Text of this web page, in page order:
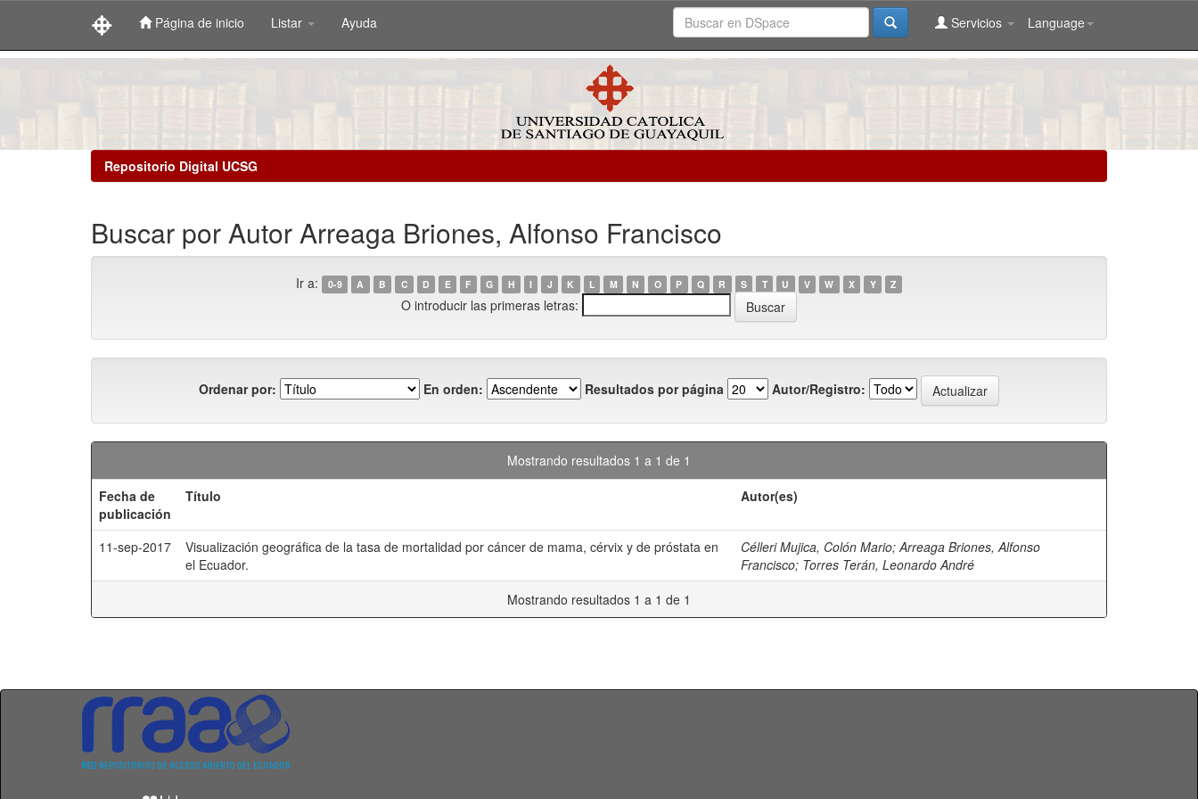
Página de inicio Listar Ayuda Language
Servicios
Repositorio Digital UCSG
Buscar por Autor Arreaga Briones, Alfonso Francisco
Ir a: 0-9 A B C D E F G H I J K L M N O P Q R S T U V W X Y Z
O introducir las primeras letras:
Ordenar por: En orden: Resultados por página Autor/Registro:
Mostrando resultados 1 a 1 de 1
Fecha de
publicación
Título Autor(es)
11-sep-2017
Visualización geográfica de la tasa de mortalidad por cáncer de mama, cérvix y de próstata en
el Ecuador.
Célleri Mujica, Colón Mario;Arreaga Briones, Alfonso
Francisco; Torres Terán, Leonardo André
Mostrando resultados 1 a 1 de 1